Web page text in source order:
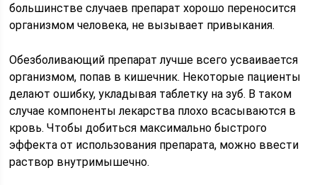
большинстве случаев препарат хорошо переносится
организмом человека, не вызывает привыкания.
Обезболивающий препарат лучше всего усваивается
организмом, попав в кишечник. Некоторые пациенты
делают ошибку, укладывая таблетку на зуб. В таком
случае компоненты лекарства плохо всасываются в
кровь. Чтобы добиться максимально быстрого
эффекта от использования препарата, можно ввести
раствор внутримышечно.